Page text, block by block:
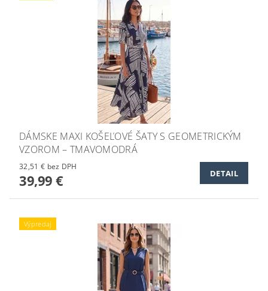
DÁMSKE MAXI KOŠEĽOVÉ ŠATY S GEOMETRICKÝM
VZOROM – TMAVOMODRÁ
32,51 € bez DPH
39,99 € DETAIL
Výpredaj